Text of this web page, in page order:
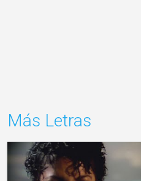
Más Letras